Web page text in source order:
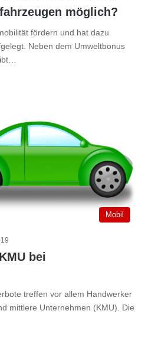
möglich?
fördern und hat dazu
Neben dem Umweltbonus
Mobil
bei
treffen vor allem Handwerker
mittlere Unternehmen (KMU). Die